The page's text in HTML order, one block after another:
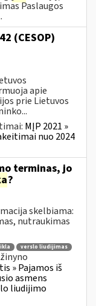
Paslaugos
(CESOP)
apie
prie Lietuvos
MĮP 2021 »
nuo 2024
terminas, jo
?
skelbiama:
nutraukimas
verslo liudijimas
» Pajamos iš
asmens
liudijimo